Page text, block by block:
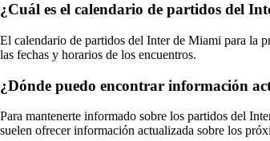
¿Cuál es el calendario de partidos del
El calendario de partidos del Inter de Miami para la
las fechas y horarios de los encuentros.
¿Dónde puedo encontrar información
Para mantenerte informado sobre los partidos del
suelen ofrecer información actualizada sobre los